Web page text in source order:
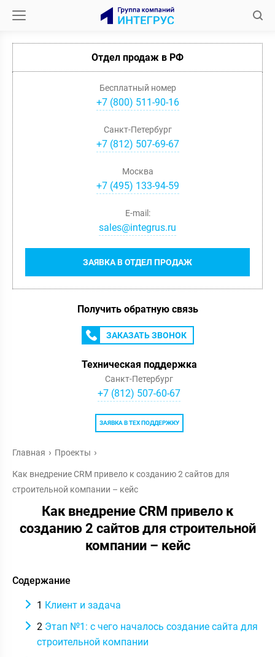
Отдел продаж в РФ
Бесплатный номер
+7 (800) 511-90-16
Санкт-Петербург
+7(812) 507-69-67
Москва
+7(495) 133-94-59
ЗАЯВКА В ОТДЕЛ ПРОДАЖ
E-mail:
sales@integrus.ru
Получить обратную связь
ЗАКАЗАТЬ ЗВОНОК
Техническая поддержка
Санкт-Петербург
+7 (812) 507-60-67
ЗАЯВКА В ТЕХ ПОДДЕРЖКУ
Главная Проекты
Как внедрение CRM привело к созданию 2 сайтов для
строительной компании – кейс
Как внедрение CRM привело к
созданию 2 сайтов для строительной
компании – кейс
Содержание
1 Клиент и задача
2 Этап №1: с чего началось создание сайта для
строительной компании